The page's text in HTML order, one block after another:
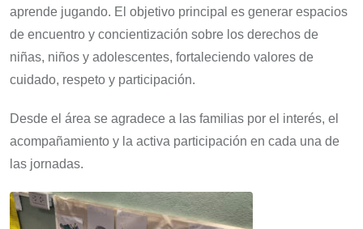
aprende jugando. El objetivo principal es generar espacios
de encuentro y concientización sobre los derechos de
niñas, niños y adolescentes, fortaleciendo valores de
cuidado, respeto y participación.
Desde el área se agradece a las familias por el interés, el
acompañamiento y la activa participación en cada una de
las jornadas.